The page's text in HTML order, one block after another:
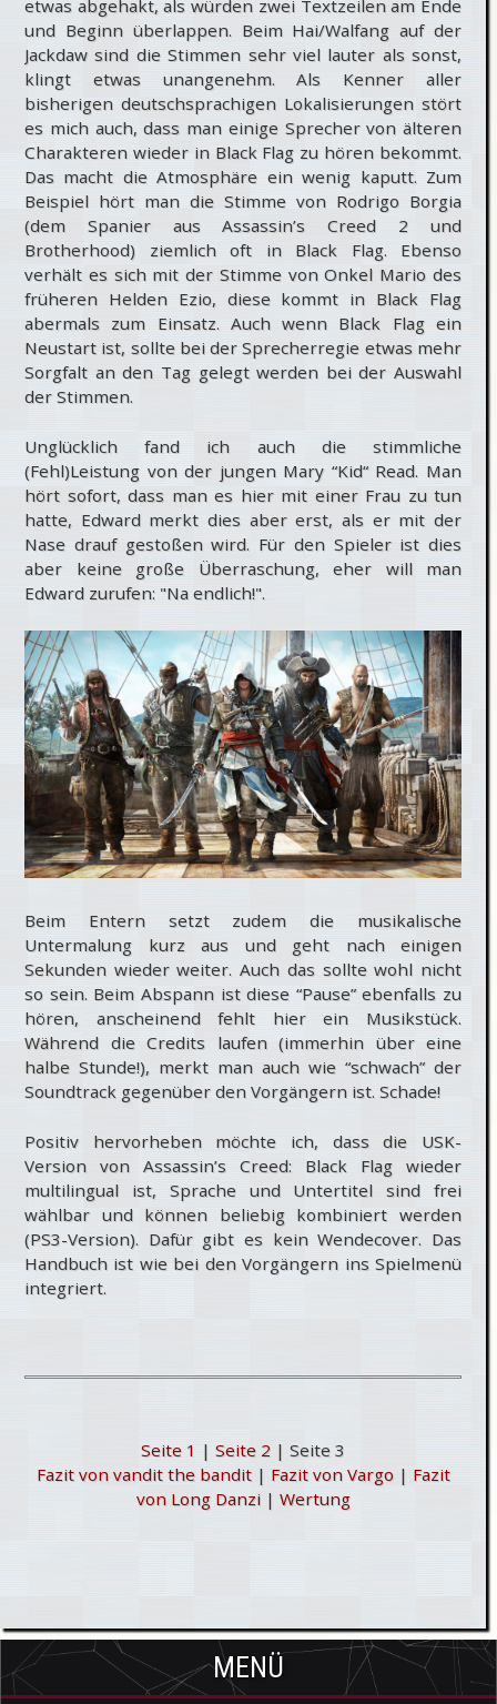
etwas abgehakt, als würden zwei Textzeilen am Ende
und Beginn überlappen. Beim Hai/Walfang auf der
Jackdaw sind die Stimmen sehr viel lauter als sonst,
klingt etwas unangenehm. Als Kenner aller
bisherigen deutschsprachigen Lokalisierungen stört
es mich auch, dass man einige Sprecher von älteren
Charakteren wieder in Black Flag zu hören bekommt.
Das macht die Atmosphäre ein wenig kaputt. Zum
Beispiel hört man die Stimme von Rodrigo Borgia
(dem Spanier aus Assassin’s Creed 2 und
Brotherhood) ziemlich oft in Black Flag. Ebenso
verhält es sich mit der Stimme von Onkel Mario des
früheren Helden Ezio, diese kommt in Black Flag
abermals zum Einsatz. Auch wenn Black Flag ein
Neustart ist, sollte bei der Sprecherregie etwas mehr
Sorgfalt an den Tag gelegt werden bei der Auswahl
der Stimmen.
Unglücklich fand ich auch die stimmliche
(Fehl)Leistung von der jungen Mary “Kid“ Read. Man
hört sofort, dass man es hier mit einer Frau zu tun
hatte, Edward merkt dies aber erst, als er mit der
Nase drauf gestoßen wird. Für den Spieler ist dies
aber keine große Überraschung, eher will man
Edward zurufen: "Na endlich!".
Beim Entern setzt zudem die musikalische
Untermalung kurz aus und geht nach einigen
Sekunden wieder weiter. Auch das sollte wohl nicht
so sein. Beim Abspann ist diese “Pause” ebenfalls zu
hören, anscheinend fehlt hier ein Musikstück.
Während die Credits laufen (immerhin über eine
halbe Stunde!), merkt man auch wie “schwach” der
Soundtrack gegenüber den Vorgängern ist. Schade!
Positiv hervorheben möchte ich, dass die USK-
Version von Assassin’s Creed: Black Flag wieder
multilingual ist, Sprache und Untertitel sind frei
wählbar und können beliebig kombiniert werden
(PS3-Version). Dafür gibt es kein Wendecover. Das
Handbuch ist wie bei den Vorgängern ins Spielmenü
integriert.
Seite 1 | Seite 2 | Seite 3
Fazit von vandit the bandit| Fazit von Vargo| Fazit
von Long Danzi| Wertung
MENÜ